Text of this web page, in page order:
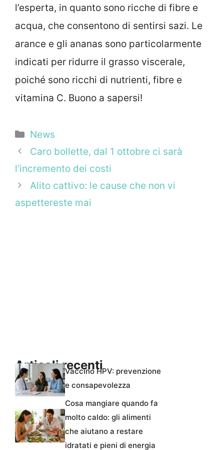
l’esperta, in quanto sono ricche di fibre e
acqua, che consentono di sentirsi sazi. Le
arance e gli ananas sono particolarmente
indicati per ridurre il grasso viscerale,
poiché sono ricchi di nutrienti, fibre e
vitamina C. Buono a sapersi!
Categorie
News
Caro bollette, dal 1 ottobre ci sarà
l’incremento dei costi
Alito cattivo: le cause che non vi
aspettereste mai
Articoli recentiVaccino HPV: prevenzione
e consapevolezza
Cosa mangiare quando fa
molto caldo: gli alimenti
che aiutano a restare
idratati e pieni di energia